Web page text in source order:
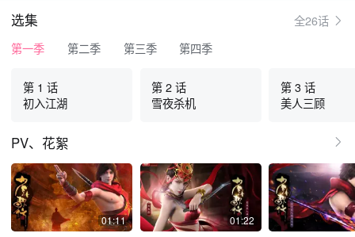
千落、天女蕊等相继卷入争端，一场围
湖梦，倚剑踏歌行。 黄金棺材的秘
选集
全26话
第一季
第二季 第三季 第四季
第 1 话
初入江湖
第 2 话
雪夜杀机
第 3 话
美人三顾
PV、花絮
01:11 01:22